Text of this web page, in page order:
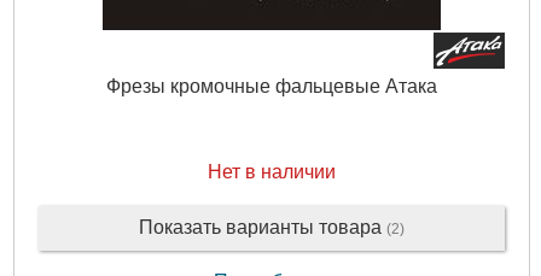
Фрезы кромочные фальцевые Атака
Нет в наличии
Показать варианты товара (2)